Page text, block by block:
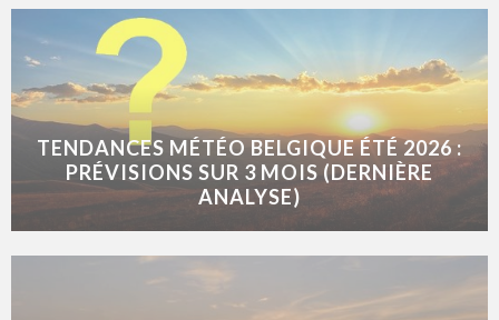
TENDANCES MÉTÉO BELGIQUE ÉTÉ 2026 :
PRÉVISIONS SUR 3 MOIS (DERNIÈRE
ANALYSE)